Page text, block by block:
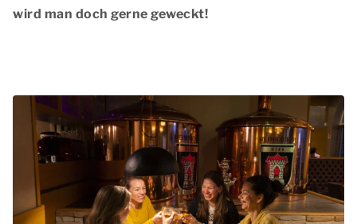
wird man doch gerne geweckt!